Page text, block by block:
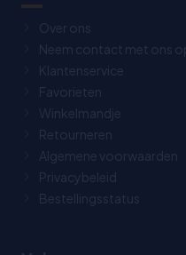
Over ons
Neem contact met ons op
Klantenservice
Favorieten
Winkelmandje
Retourneren
Algemene voorwaarden
Privacybeleid
Bestellingsstatus